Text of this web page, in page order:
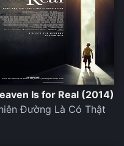
Is for Real (2014)
Đường Là Có Thật